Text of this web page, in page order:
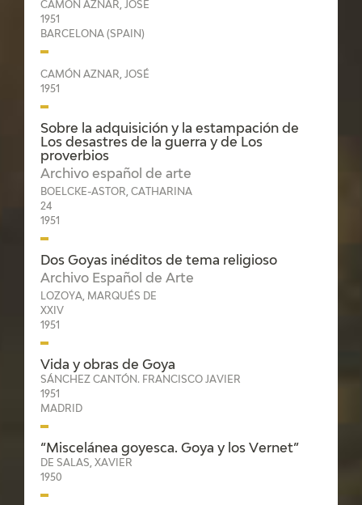
CAMÓN AZNAR, JOSÉ
1951
BARCELONA (SPAIN)
CAMÓN AZNAR, JOSÉ
1951
Sobre la adquisición y la estampación de
Los desastres de la guerra y de Los
proverbios
Archivo español de arte
BOELCKE-ASTOR, CATHARINA
24
1951
Dos Goyas inéditos de tema religioso
Archivo Español de Arte
LOZOYA, MARQUÉS DE
XXIV
1951
Vida y obras de Goya
SÁNCHEZ CANTÓN. FRANCISCO JAVIER
1951
MADRID
“Miscelánea goyesca. Goya y los Vernet”
DE SALAS, XAVIER
1950